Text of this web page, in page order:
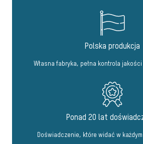
Polska produkcja
Własna fabryka, pełna kontrola
Ponad 20 lat
Doświadczenie, które widać w